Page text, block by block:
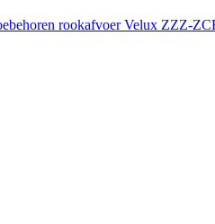
rookafvoerVelux ZZZ-